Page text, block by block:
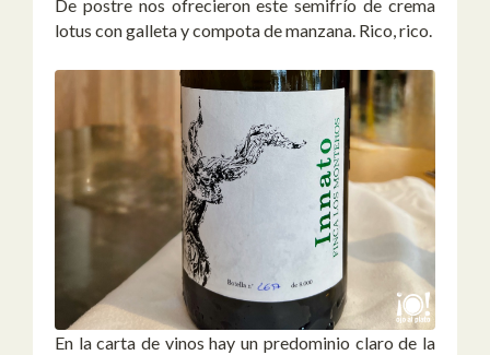
De postre nos ofrecieron este semifrío de crema
lotus con galleta y compota de manzana. Rico, rico.
En la carta de vinos hay un predominio claro de la